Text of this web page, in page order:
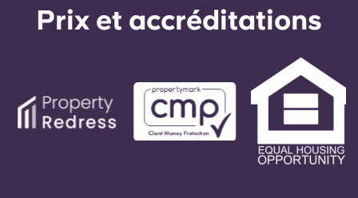
Prix ​​et accréditations